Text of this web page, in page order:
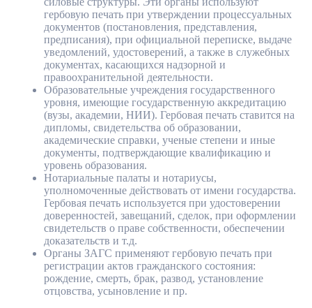
гербовую печать при утверждении процессуальных
документов (постановления, представления,
предписания), при официальной переписке, выдаче
уведомлений, удостоверений, а также в служебных
документах, касающихся надзорной и
правоохранительной деятельности.
Образовательные учреждения государственного
уровня, имеющие государственную аккредитацию
(вузы, академии, НИИ). Гербовая печать ставится на
дипломы, свидетельства об образовании,
академические справки, ученые степени и иные
документы, подтверждающие квалификацию и
уровень образования.
Нотариальные палаты и нотариусы,
уполномоченные действовать от имени государства.
Гербовая печать используется при удостоверении
доверенностей, завещаний, сделок, при оформлении
свидетельств о праве собственности, обеспечении
доказательств и т.д.
Органы ЗАГС применяют гербовую печать при
регистрации актов гражданского состояния:
рождение, смерть, брак, развод, установление
отцовства, усыновление и пр.